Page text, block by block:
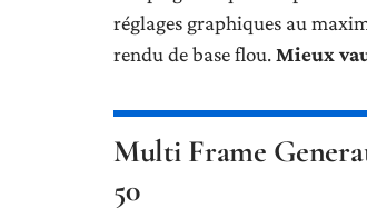
réglages graphiques au
rendu de base flou.Mieux
Multi Frame
50